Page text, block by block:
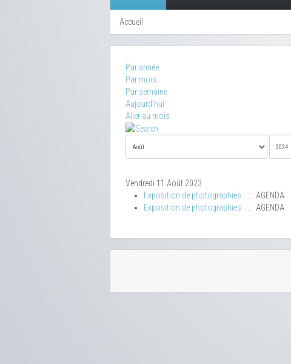
Accueil
Par année
Par mois
Par semaine
Aujourd'hui
Aller au mois
Vendredi 11 Août 2023
Exposition de photographies
:: AGENDA
Exposition de photographies
:: AGENDA